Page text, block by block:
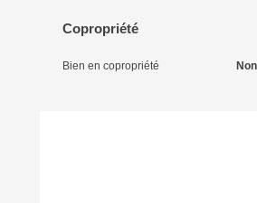
Copropriété
Bien en copropriété Non